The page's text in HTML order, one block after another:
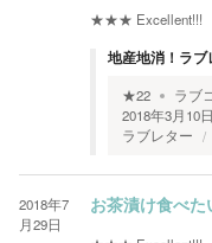
★★★ Excellent!!!
地産地消！ラブ
★22 ラブ
2018年3月10
ラブレター
2018年7
月29日
お茶漬け食べた